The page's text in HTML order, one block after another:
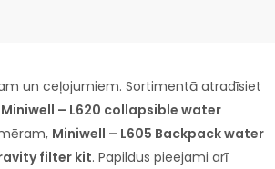
un ceļojumiem. Sortimentā atradīsiet
Miniwell – L620 collapsible water
Miniwell – L605 Backpack water
filter kit. Papildus pieejami arī